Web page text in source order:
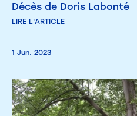
Décès de Doris Labonté
LIRE L'ARTICLE
1 Jun. 2023